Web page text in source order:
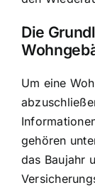
Die
Um eine
gehören
das Baujahr